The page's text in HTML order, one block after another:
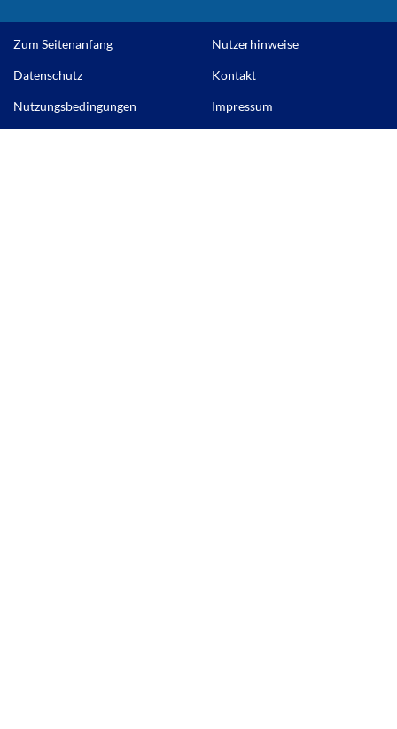
Zum Seitenanfang Nutzerhinweise
Datenschutz Kontakt
Nutzungsbedingungen Impressum